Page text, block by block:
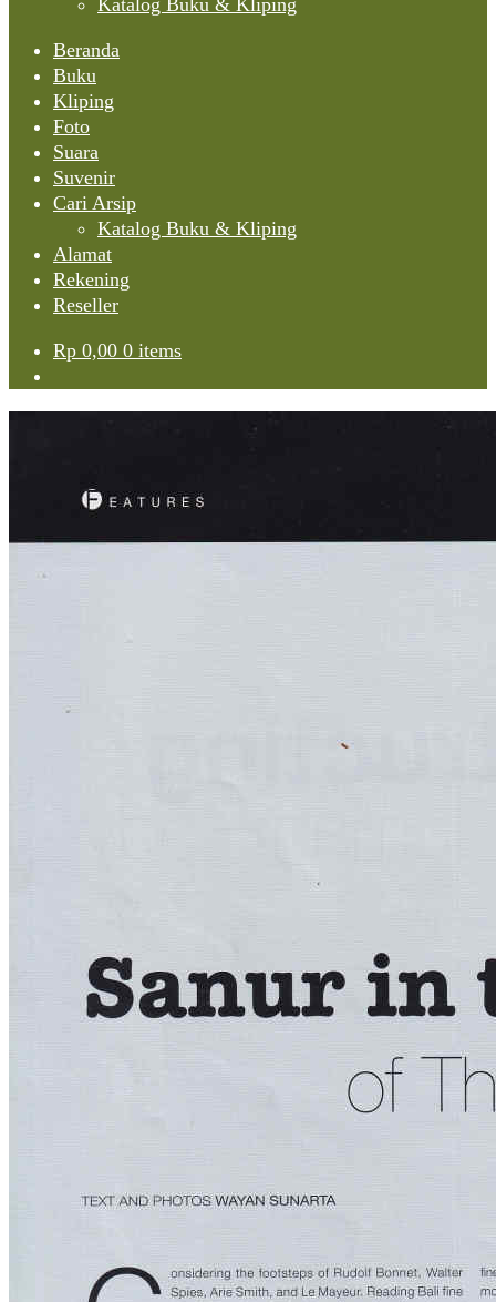
Katalog Buku & Kliping
Beranda
Buku
Kliping
Foto
Suara
Suvenir
Cari Arsip
Katalog Buku & Kliping
Alamat
Rekening
Reseller
Rp 0,00 0 items